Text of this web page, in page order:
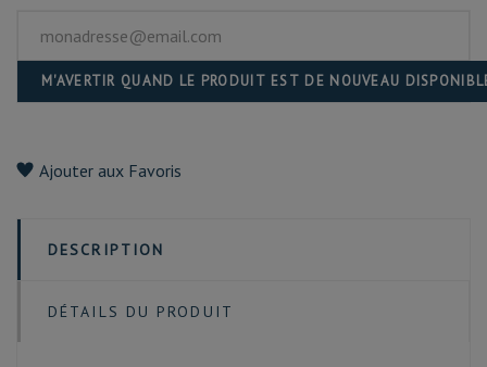
M'AVERTIR QUAND LE PRODUIT EST DE NOUVEAU
Ajouter aux Favoris
DESCRIPTION
DÉTAILS DU PRODUIT